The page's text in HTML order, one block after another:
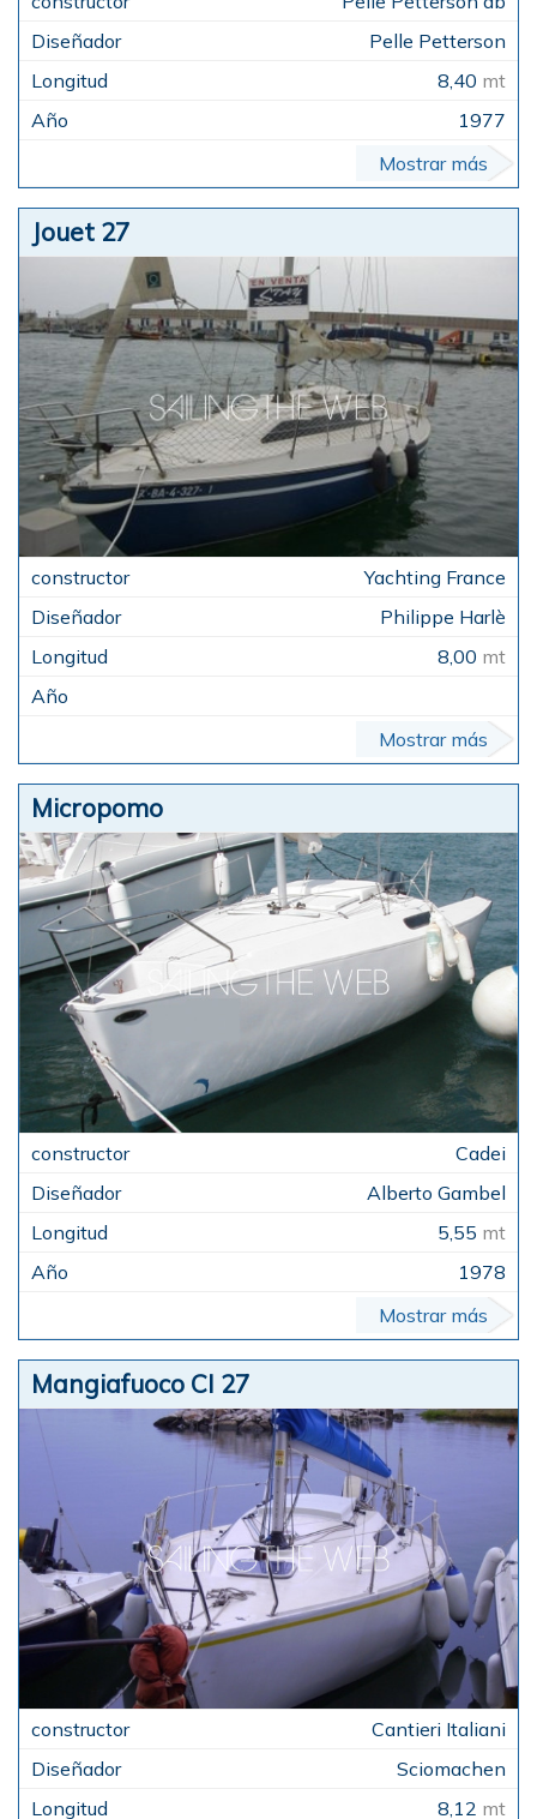
Pelle Petterson
8,40 mt
1977
Mostrar más
Jouet 27
Yachting France
Philippe Harlè
8,00 mt
Mostrar más
Micropomo
Cadei
Alberto Gambel
5,55 mt
1978
Mostrar más
Mangiafuoco CI 27
Cantieri Italiani
Sciomachen
8,12 mt